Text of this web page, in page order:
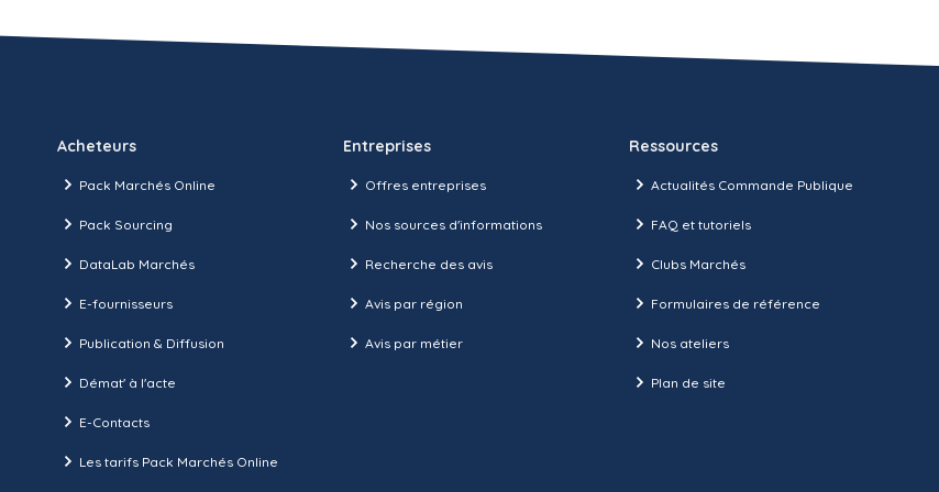
Acheteurs
Pack Marchés Online
Pack Sourcing
DataLab Marchés
E-fournisseurs
Publication & Diffusion
Démat' à l'acte
E-Contacts
Les tarifs Pack Marchés Online
Entreprises
Offres entreprises
Nos sources d'informations
Recherche des avis
Avis par région
Avis par métier
Ressources
Actualités Commande Publique
FAQ et tutoriels
Clubs Marchés
Formulaires de référence
Nos ateliers
Plan de site